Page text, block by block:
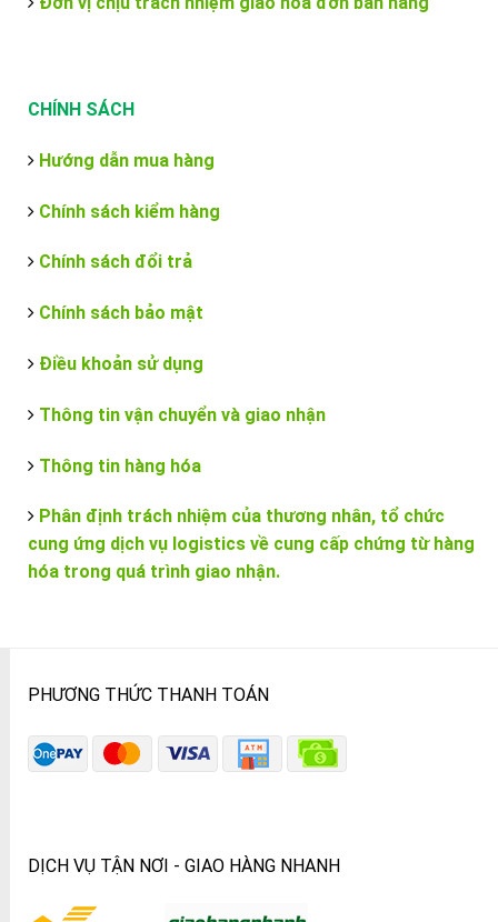
CHÍNH SÁCH
Hướng dẫn mua hàng
Chính sách kiểm hàng
Chính sách đổi trả
Chính sách bảo mật
Điều khoản sử dụng
Thông tin vận chuyển và giao nhận
Thông tin hàng hóa
Phân định trách nhiệm của thương nhân, tổ chức
cung ứng dịch vụ logistics về cung cấp chứng từ hàng
hóa trong quá trình giao nhận.
PHƯƠNG THỨC THANH TOÁN
DỊCH VỤ TẬN NƠI - GIAO HÀNG NHANH